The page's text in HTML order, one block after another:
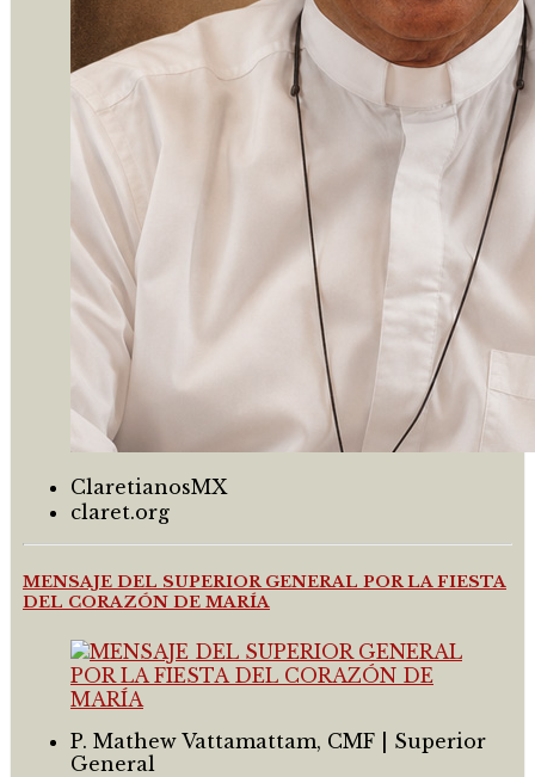
ClaretianosMX
claret.org
MENSAJE DEL SUPERIOR GENERAL POR LA FIESTA
DEL CORAZÓN DE MARÍA
P. Mathew Vattamattam, CMF | Superior
General